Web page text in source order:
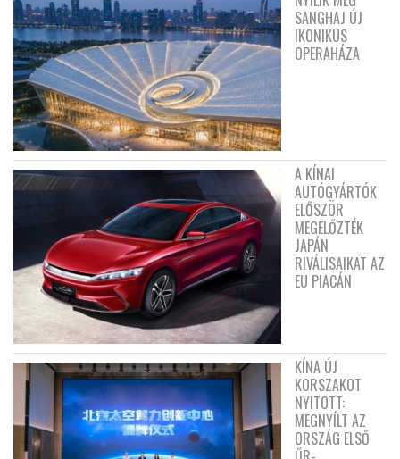
SANGHAJ ÚJ
IKONIKUS
OPERAHÁZA
A KÍNAI
AUTÓGYÁRTÓK
ELŐSZÖR
MEGELŐZTÉK
JAPÁN
RIVÁLISAIKAT AZ
EU PIACÁN
KÍNA ÚJ
KORSZAKOT
NYITOTT:
MEGNYÍLT AZ
ORSZÁG ELSŐ